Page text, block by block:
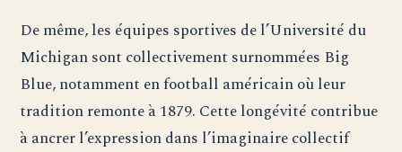
De même, les équipes sportives de l’Université du
Michigan sont collectivement surnommées Big
Blue, notamment en football américain où leur
tradition remonte à 1879. Cette longévité contribue
à ancrer l’expression dans l’imaginaire collectif